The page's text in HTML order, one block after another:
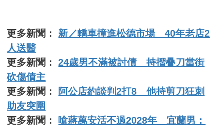
更多新聞： 新／轎車撞進松德市場 40年老店2
人送醫
更多新聞：24歲男不滿被討債 持摺疊刀當街
砍傷債主
更多新聞：
阿公店約談判2打8 他持剪刀狂刺
助友突圍
更多新聞： 嗆蔣萬安活不過2028年 宜蘭男：